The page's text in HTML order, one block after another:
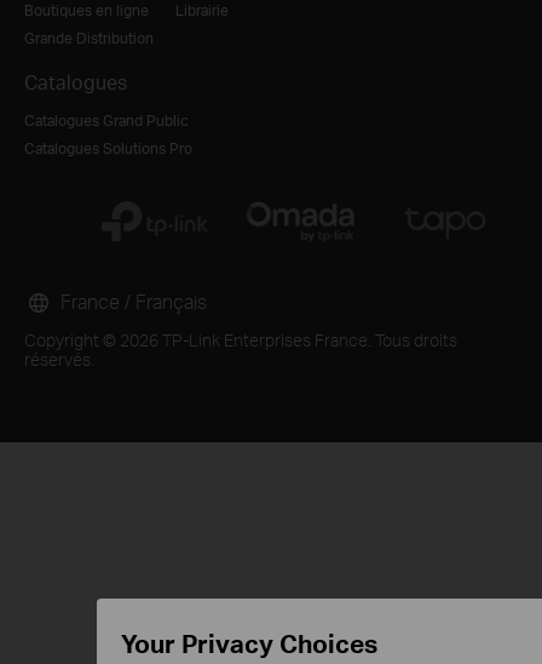
Boutiques en ligne
Grande Distribution
Librairie
Catalogues
Catalogues Grand Public
Catalogues Solutions Pro
Copyright © 2026 TP-Link Enterprises France. Tous droits
réservés.
France / Français
Your Privacy Choices